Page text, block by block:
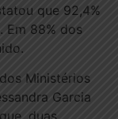
que 92,4%
Em 88% dos
Ministérios
Garcia